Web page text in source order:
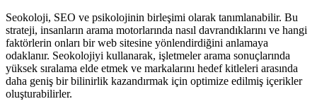
Seokoloji, SEO ve psikolojinin birleşimi olarak tanımlanabilir. Bu
strateji, insanların arama motorlarında nasıl davrandıklarını ve hangi
faktörlerin onları bir web sitesine yönlendirdiğini anlamaya
odaklanır. Seokolojiyi kullanarak, işletmeler arama sonuçlarında
yüksek sıralama elde etmek ve markalarını hedef kitleleri arasında
daha geniş bir bilinirlik kazandırmak için optimize edilmiş içerikler
oluşturabilirler.